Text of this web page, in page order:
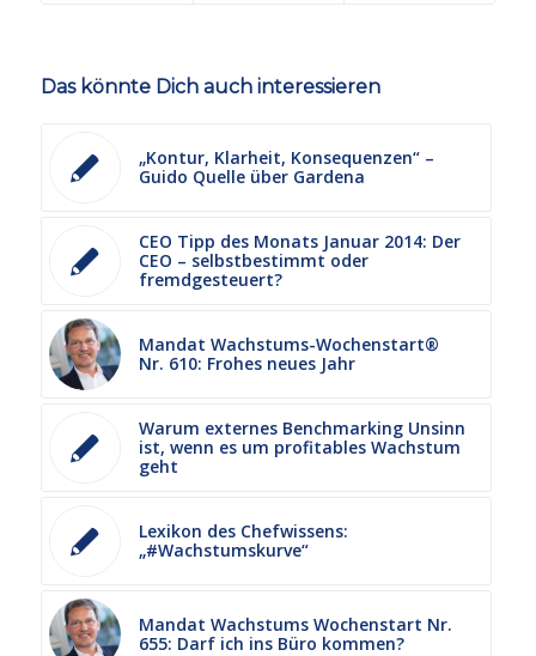
Das könnte Dich auch interessieren
„Kontur, Klarheit, Konsequenzen“ –
Guido Quelle über Gardena
CEO Tipp des Monats Januar 2014: Der
CEO – selbstbestimmt oder
fremdgesteuert?
Mandat Wachstums-Wochenstart®
Nr. 610: Frohes neues Jahr
Warum externes Benchmarking Unsinn
ist, wenn es um profitables Wachstum
geht
Lexikon des Chefwissens:
„#Wachstumskurve“
Mandat Wachstums Wochenstart Nr.
655: Darf ich ins Büro kommen?